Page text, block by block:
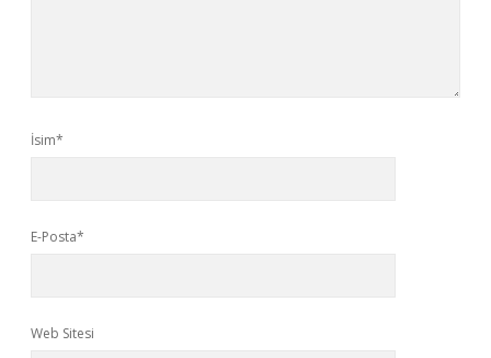
İsim*
E-Posta*
Web Sitesi